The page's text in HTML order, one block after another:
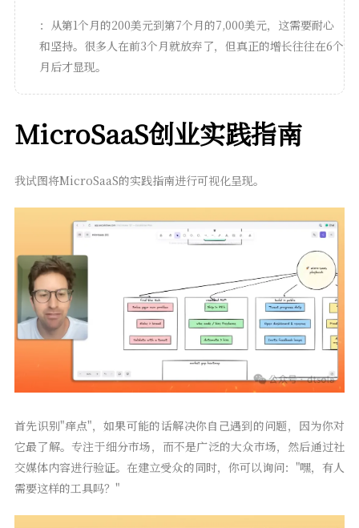
：从第1个月的200美元到第7个月的7,000美元，这需要耐心
和坚持。很多人在前3个月就放弃了，但真正的增长往往在6个
月后才显现。
MicroSaaS创业实践指南
我试图将MicroSaaS的实践指南进行可视化呈现。
首先识别"痒点"，如果可能的话解决你自己遇到的问题，因为你对
它最了解。专注于细分市场，而不是广泛的大众市场，然后通过社
交媒体内容进行验证。在建立受众的同时，你可以询问："嘿，有人
需要这样的工具吗？"